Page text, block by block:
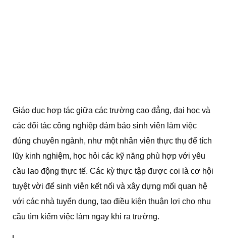
Giáo dục hợp tác giữa các trường cao đẳng, đại học và
các đối tác công nghiệp đảm bảo sinh viên làm việc
đúng chuyên ngành, như một nhân viên thực thụ để tích
lũy kinh nghiệm, học hỏi các kỹ năng phù hợp với yêu
cầu lao động thực tế. Các kỳ thực tập được coi là cơ hội
tuyệt vời để sinh viên kết nối và xây dựng mối quan hệ
với các nhà tuyển dụng, tạo điều kiện thuận lợi cho nhu
cầu tìm kiếm việc làm ngay khi ra trường.